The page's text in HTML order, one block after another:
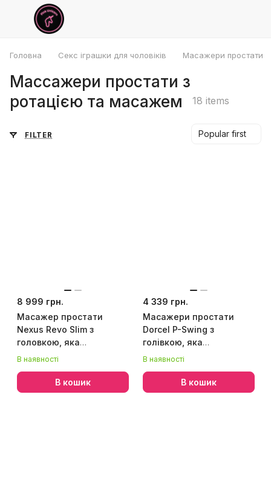
Головна Секс іграшки для чоловіків Масажери простати
Массажери простати з
ротацією та масажем
18 items
FILTER Popular first
8 999 грн.
Масажер простати
Nexus Revo Slim з
головкою, яка
обертається і пультом
В наявності
В кошик
4 339 грн.
Масажери простати
Dorcel P-Swing з
голівкою, яка
обертається, пультом
В наявності
В кошик